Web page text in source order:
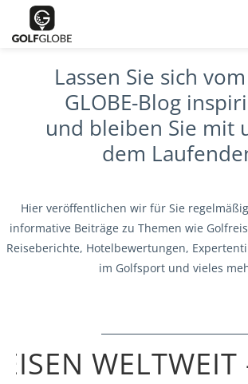
Lassen Sie sich
GLOBE-Blog
und bleiben Sie mit
dem
Hier veröffentlichen wir für Sie
informative Beiträge zu Themen wie
Reiseberichte, Hotelbewertungen,
im Golfsport und vieles